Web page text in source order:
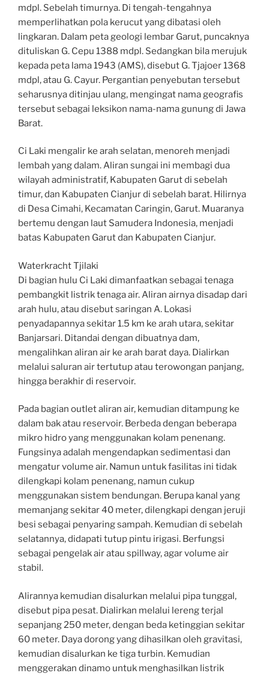
mdpl. Sebelah timurnya. Di tengah-tengahnya
memperlihatkan pola kerucut yang dibatasi oleh
lingkaran. Dalam peta geologi lembar Garut, puncaknya
dituliskan G. Cepu 1388 mdpl. Sedangkan bila merujuk
kepada peta lama 1943 (AMS), disebut G. Tjajoer 1368
mdpl, atau G. Cayur. Pergantian penyebutan tersebut
seharusnya ditinjau ulang, mengingat nama geografis
tersebut sebagai leksikon nama-nama gunung di Jawa
Barat.
Ci Laki mengalir ke arah selatan, menoreh menjadi
lembah yang dalam. Aliran sungai ini membagi dua
wilayah administratif, Kabupaten Garut di sebelah
timur, dan Kabupaten Cianjur di sebelah barat. Hilirnya
di Desa Cimahi, Kecamatan Caringin, Garut. Muaranya
bertemu dengan laut Samudera Indonesia, menjadi
batas Kabupaten Garut dan Kabupaten Cianjur.
Waterkracht Tjilaki
Di bagian hulu Ci Laki dimanfaatkan sebagai tenaga
pembangkit listrik tenaga air. Aliran airnya disadap dari
arah hulu, atau disebut saringan A. Lokasi
penyadapannya sekitar 1.5 km ke arah utara, sekitar
Banjarsari. Ditandai dengan dibuatnya dam,
mengalihkan aliran air ke arah barat daya. Dialirkan
melalui saluran air tertutup atau terowongan panjang,
hingga berakhir di reservoir.
Pada bagian outlet aliran air, kemudian ditampung ke
dalam bak atau reservoir. Berbeda dengan beberapa
mikro hidro yang menggunakan kolam penenang.
Fungsinya adalah mengendapkan sedimentasi dan
mengatur volume air. Namun untuk fasilitas ini tidak
dilengkapi kolam penenang, namun cukup
menggunakan sistem bendungan. Berupa kanal yang
memanjang sekitar 40 meter, dilengkapi dengan jeruji
besi sebagai penyaring sampah. Kemudian di sebelah
selatannya, didapati tutup pintu irigasi. Berfungsi
sebagai pengelak air atau spillway, agar volume air
stabil.
Alirannya kemudian disalurkan melalui pipa tunggal,
disebut pipa pesat. Dialirkan melalui lereng terjal
sepanjang 250 meter, dengan beda ketinggian sekitar
60 meter. Daya dorong yang dihasilkan oleh gravitasi,
kemudian disalurkan ke tiga turbin. Kemudian
menggerakan dinamo untuk menghasilkan listrik